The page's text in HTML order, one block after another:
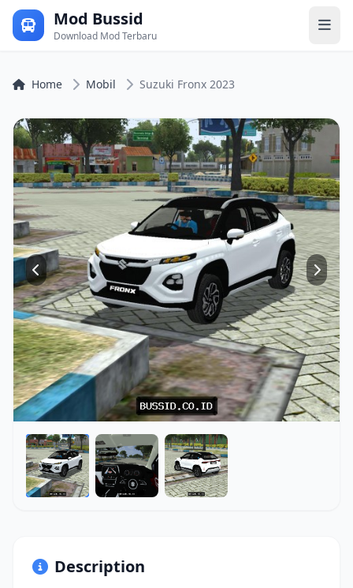
Mod Bussid
Download Mod Terbaru
Home Mobil Suzuki Fronx 2023
Description